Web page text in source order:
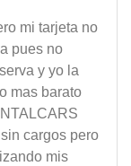
mi tarjeta no
pues no
y yo la
mas barato
cargos pero
mis